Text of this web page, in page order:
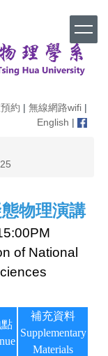
約 | 無線網路wifi |
English |
物理演講
of National
補充資料
Supplementary
Materials